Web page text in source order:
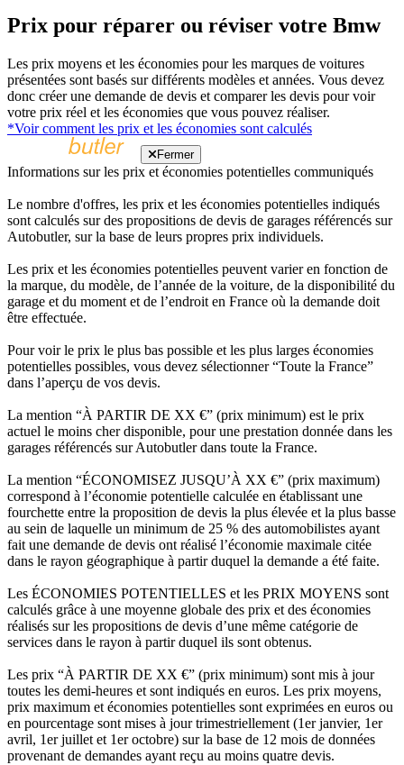
Prix pour réparer ou réviser votre Bmw
Les prix moyens et les économies pour les marques de voitures
présentées sont basés sur différents modèles et années. Vous devez
donc créer une demande de devis et comparer les devis pour voir
votre prix réel et les économies que vous pouvez réaliser.
*Voir comment les prix et les économies sont calculés
Fermer
Informations sur les prix et économies potentielles communiqués
Le nombre d'offres, les prix et les économies potentielles indiqués
sont calculés sur des propositions de devis de garages référencés sur
Autobutler, sur la base de leurs propres prix individuels.
Les prix et les économies potentielles peuvent varier en fonction de
la marque, du modèle, de l’année de la voiture, de la disponibilité du
garage et du moment et de l’endroit en France où la demande doit
être effectuée.
Pour voir le prix le plus bas possible et les plus larges économies
potentielles possibles, vous devez sélectionner “Toute la France”
dans l’aperçu de vos devis.
La mention “À PARTIR DE XX €” (prix minimum) est le prix
actuel le moins cher disponible, pour une prestation donnée dans les
garages référencés sur Autobutler dans toute la France.
La mention “ÉCONOMISEZ JUSQU’À XX €” (prix maximum)
correspond à l’économie potentielle calculée en établissant une
fourchette entre la proposition de devis la plus élevée et la plus basse
au sein de laquelle un minimum de 25 % des automobilistes ayant
fait une demande de devis ont réalisé l’économie maximale citée
dans le rayon géographique à partir duquel la demande a été faite.
Les ÉCONOMIES POTENTIELLES et les PRIX MOYENS sont
calculés grâce à une moyenne globale des prix et des économies
réalisés sur les propositions de devis d’une même catégorie de
services dans le rayon à partir duquel ils sont obtenus.
Les prix “À PARTIR DE XX €” (prix minimum) sont mis à jour
toutes les demi-heures et sont indiqués en euros. Les prix moyens,
prix maximum et économies potentielles sont exprimées en euros ou
en pourcentage sont mises à jour trimestriellement (1er janvier, 1er
avril, 1er juillet et 1er octobre) sur la base de 12 mois de données
provenant de demandes ayant reçu au moins quatre devis.